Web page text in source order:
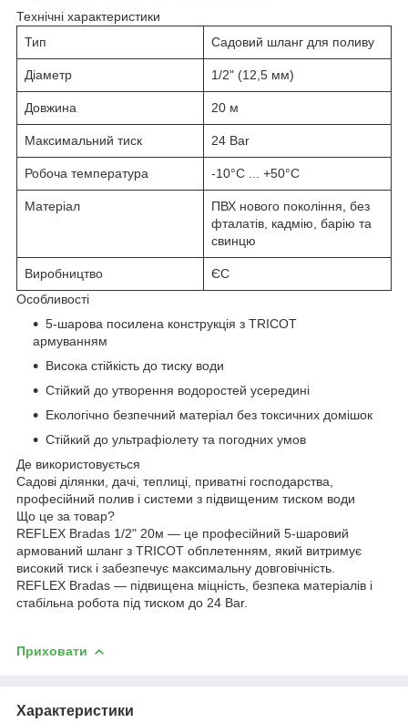
Технічні характеристики
Тип
Садовий шланг для поливу
Діаметр 1/2" (12,5 мм)
Довжина 20 м
Максимальний тиск 24 Bar
Робоча температура -10°С ... +50°С
Матеріал
ПВХ нового покоління, без
фталатів, кадмію, барію та
свинцю
Виробництво
ЄС
Особливості
5-шарова посилена конструкція з TRICOT
армуванням
Висока стійкість до тиску води
Стійкий до утворення водоростей усередині
Екологічно безпечний матеріал без токсичних домішок
Стійкий до ультрафіолету та погодних умов
Де використовується
Садові ділянки, дачі, теплиці, приватні господарства,
професійний полив і системи з підвищеним тиском води
Що це за товар?
REFLEX Bradas 1/2" 20м — це професійний 5-шаровий
армований шланг з TRICOT обплетенням, який витримує
високий тиск і забезпечує максимальну довговічність.
REFLEX Bradas — підвищена міцність, безпека матеріалів і
стабільна робота під тиском до 24 Bar.
Приховати
Характеристики